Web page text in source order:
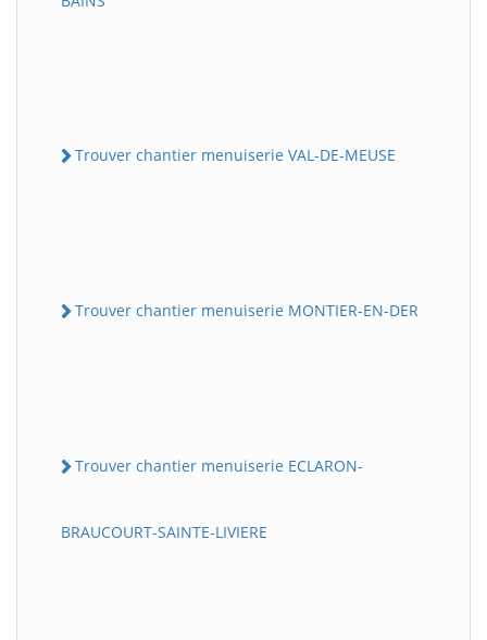
Trouver chantier menuiserie VAL-DE-MEUSE
Trouver chantier menuiserie MONTIER-EN-DER
Trouver chantier menuiserie ECLARON-
BRAUCOURT-SAINTE-LIVIERE